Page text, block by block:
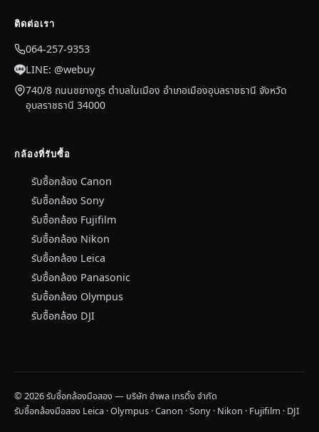
ติดต่อเรา
064-257-9353
LINE: @webuy
740/8 ถนนชยางกูร ตำบลในเมือง อำเภอเมืองอุบลราชธานี จังหวัด
อุบลราชธานี 34000
กล้องที่รับซื้อ
รับซื้อกล้อง Canon
รับซื้อกล้อง Sony
รับซื้อกล้อง Fujifilm
รับซื้อกล้อง Nikon
รับซื้อกล้อง Leica
รับซื้อกล้อง Panasonic
รับซื้อกล้อง Olympus
รับซื้อกล้อง DJI
© 2026 รับซื้อกล้องมือสอง — บริษัท อำพล เทรดิ้ง จำกัด
รับซื้อกล้องมือสอง Leica · Olympus · Canon · Sony · Nikon · Fujifilm · DJI